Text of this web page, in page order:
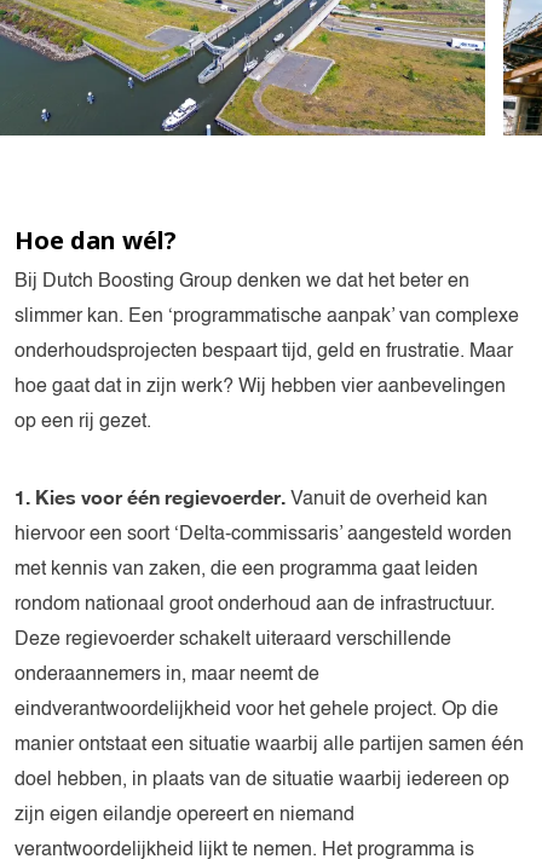
Hoe dan wél?
Bij Dutch Boosting Group denken we dat het beter en
slimmer kan. Een ‘programmatische aanpak’ van complexe
onderhoudsprojecten bespaart tijd, geld en frustratie. Maar
hoe gaat dat in zijn werk? Wij hebben vier aanbevelingen
op een rij gezet.
1. Kies voor één regievoerder. Vanuit de overheid kan
hiervoor een soort ‘Delta-commissaris’ aangesteld worden
met kennis van zaken, die een programma gaat leiden
rondom nationaal groot onderhoud aan de infrastructuur.
Deze regievoerder schakelt uiteraard verschillende
onderaannemers in, maar neemt de
eindverantwoordelijkheid voor het gehele project. Op die
manier ontstaat een situatie waarbij alle partijen samen één
doel hebben, in plaats van de situatie waarbij iedereen op
zijn eigen eilandje opereert en niemand
verantwoordelijkheid lijkt te nemen. Het programma is